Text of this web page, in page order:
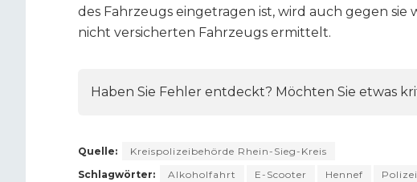
des Fahrzeugs eingetragen ist, wird auch gegen sie
nicht versicherten Fahrzeugs ermittelt.
Haben Sie Fehler entdeckt? Möchten Sie etwas
Quelle:
Kreispolizeibehörde Rhein-Sieg-Kreis
Schlagwörter:
Alkoholfahrt E-Scooter Hennef